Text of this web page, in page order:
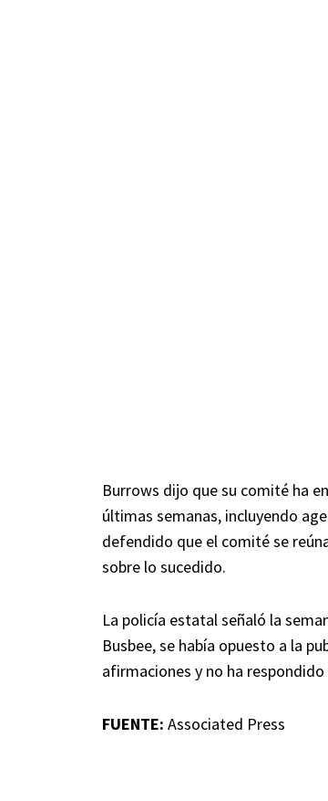
Burrows dijo que su comité ha
últimas semanas, incluyendo
defendido que el comité se
sobre lo sucedido.
La policía estatal señaló la
Busbee, se había opuesto a la
afirmaciones y no ha
FUENTE: Associated Press